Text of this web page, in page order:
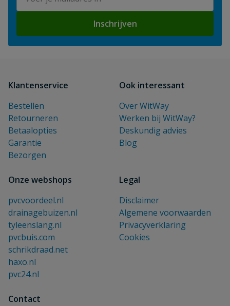
Inschrijven
Klantenservice
Bestellen
Retourneren
Betaalopties
Garantie
Bezorgen
Ook interessant
Over WitWay
Werken bij WitWay?
Deskundig advies
Blog
Onze webshops
pvcvoordeel.nl
drainagebuizen.nl
tyleenslang.nl
pvcbuis.com
schrikdraad.net
haxo.nl
pvc24.nl
Legal
Disclaimer
Algemene voorwaarden
Privacyverklaring
Cookies
Contact